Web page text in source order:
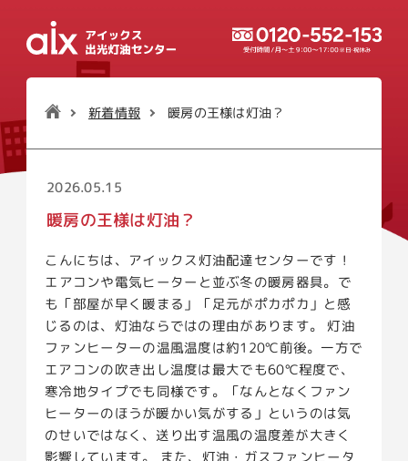
新着情報 暖房の王様は灯油？
2026.05.15
暖房の王様は灯油？
こんにちは、アイックス灯油配達センターです！
エアコンや電気ヒーターと並ぶ冬の暖房器具。で
も「部屋が早く暖まる」「足元がポカポカ」と感
じるのは、灯油ならではの理由があります。 灯油
ファンヒーターの温風温度は約120℃前後。一方で
エアコンの吹き出し温度は最大でも60℃程度で、
寒冷地タイプでも同様です。「なんとなくファン
ヒーターのほうが暖かい気がする」というのは気
のせいではなく、送り出す温風の温度差が大きく